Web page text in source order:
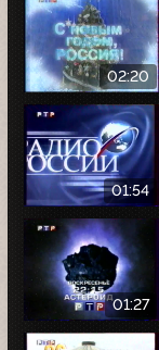
02:20
01:54
01:27